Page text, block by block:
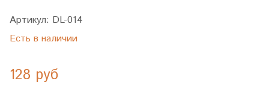
Артикул: DL-014
Есть в наличии
128 руб